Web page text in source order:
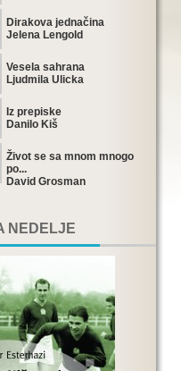
Dirakova jednačina
Jelena Lengold
Vesela sahrana
Ljudmila Ulicka
Iz prepiske
Danilo Kiš
Život se sa mnom mnogo
po...
David Grosman
NEDELJE